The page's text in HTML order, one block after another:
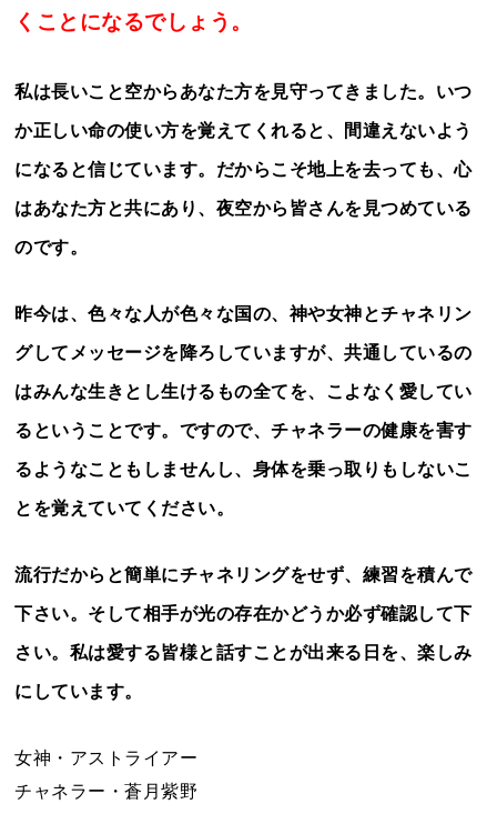
くことになるでしょう。
私は長いこと空からあなた方を見守ってきました。いつ
か正しい命の使い方を覚えてくれると、間違えないよう
になると信じています。だからこそ地上を去っても、心
はあなた方と共にあり、夜空から皆さんを見つめている
のです。
昨今は、色々な人が色々な国の、神や女神とチャネリン
グしてメッセージを降ろしていますが、共通しているの
はみんな生きとし生けるもの全てを、こよなく愛してい
るということです。ですので、チャネラーの健康を害す
るようなこともしませんし、身体を乗っ取りもしないこ
とを覚えていてください。
流行だからと簡単にチャネリングをせず、練習を積んで
下さい。そして相手が光の存在かどうか必ず確認して下
さい。私は愛する皆様と話すことが出来る日を、楽しみ
にしています。
女神・アストライアー
チャネラー・蒼月紫野